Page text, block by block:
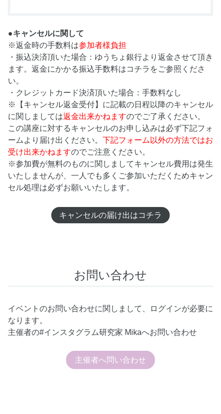
●キャンセルに関して
※返金時の手数料は参加者様負担
・振込決済頂いた場合：ゆうちょ銀行より返金させて頂き
ます。返金にかかる振込手数料はコチラをご参照くださ
い。
・クレジットカード決済頂いた場合：手数料なし
※【キャンセル返金受付】に記載の日程以降のキャンセル
に関しましては返金出来かねますのでご了承ください。
この講座に対するキャンセルのお申し込みは必ず下記フォ
ームより届け出ください。 下記フォーム以外の方法ではお
受け出来かねますのでご注意ください。
※参加費が無料のものに関しましてキャンセル費用は発生
いたしませんが、一人でも多くご参加いただくためキャン
セル処理は必ずお願いいたします。
キャンセルの届け出はコチラ
お問い合わせ
イベントのお問い合わせに関しまして、ログインが必要に
なります。
主催者の#インスタグラム研究家 Mikaへお問い合わせ
主催者へ問い合わせ